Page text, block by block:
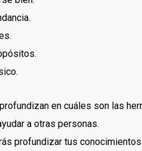
en cuáles son las
a otras personas.
profundizar tus